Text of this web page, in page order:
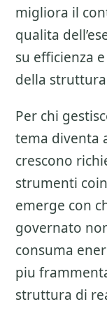
migliora il
qualita
su efficienza
della
Per chi
tema diventa
crescono
strumenti
emerge con
governato
consuma
piu
struttura di